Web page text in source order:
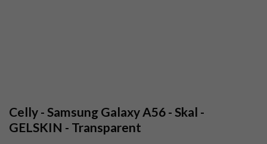
Celly - Samsung Galaxy A56 - Skal -
GELSKIN - Transparent